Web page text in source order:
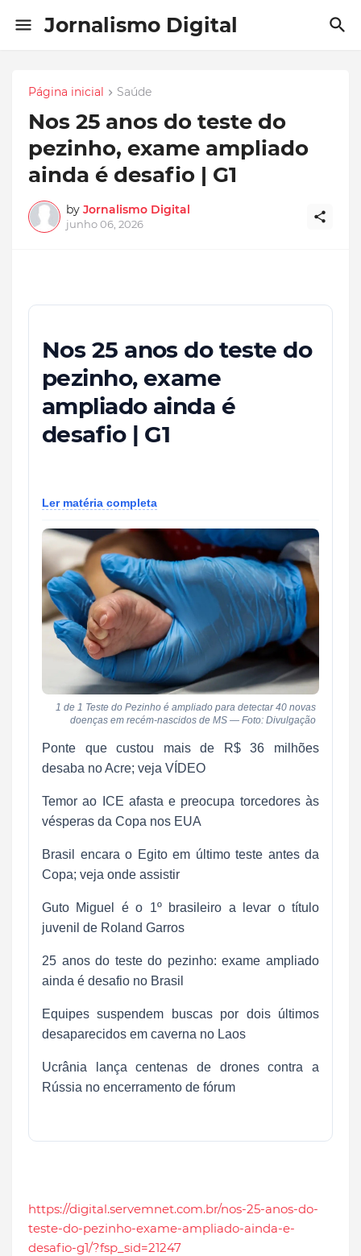
Jornalismo Digital
Página inicial Saúde
Nos 25 anos do teste do
pezinho, exame ampliado
ainda é desafio | G1
by Jornalismo Digital
junho 06, 2026
Nos 25 anos do teste do
pezinho, exame
ampliado ainda é
desafio | G1
Ler matéria completa
1 de 1 Teste do Pezinho é ampliado para detectar 40 novas
doenças em recém-nascidos de MS — Foto: Divulgação
Ponte que custou mais de R$ 36 milhões
desaba no Acre; veja VÍDEO
Temor ao ICE afasta e preocupa torcedores às
vésperas da Copa nos EUA
Brasil encara o Egito em último teste antes da
Copa; veja onde assistir
Guto Miguel é o 1º brasileiro a levar o título
juvenil de Roland Garros
25 anos do teste do pezinho: exame ampliado
ainda é desafio no Brasil
Equipes suspendem buscas por dois últimos
desaparecidos em caverna no Laos
Ucrânia lança centenas de drones contra a
Rússia no encerramento de fórum
https://digital.servemnet.com.br/nos-25-anos-do-
teste-do-pezinho-exame-ampliado-ainda-e-
desafio-g1/?fsp_sid=21247